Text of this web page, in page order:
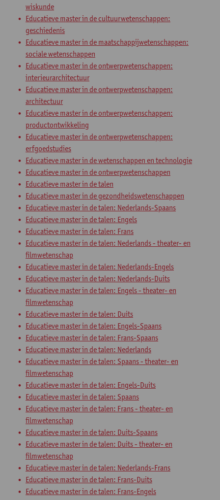
wiskunde
Educatieve master in de cultuurwetenschappen:
geschiedenis
Educatieve master in de maatschappijwetenschappen:
sociale wetenschappen
Educatieve master in de ontwerpwetenschappen:
interieurarchitectuur
Educatieve master in de ontwerpwetenschappen:
architectuur
Educatieve master in de ontwerpwetenschappen:
productontwikkeling
Educatieve master in de ontwerpwetenschappen:
erfgoedstudies
Educatieve master in de wetenschappen en technologie
Educatieve master in de ontwerpwetenschappen
Educatieve master in de talen
Educatieve master in de gezondheidswetenschappen
Educatieve master in de talen: Nederlands-Spaans
Educatieve master in de talen: Engels
Educatieve master in de talen: Frans
Educatieve master in de talen: Nederlands - theater- en
filmwetenschap
Educatieve master in de talen: Nederlands-Engels
Educatieve master in de talen: Nederlands-Duits
Educatieve master in de talen: Engels - theater- en
filmwetenschap
Educatieve master in de talen: Duits
Educatieve master in de talen: Engels-Spaans
Educatieve master in de talen: Frans-Spaans
Educatieve master in de talen: Nederlands
Educatieve master in de talen: Spaans - theater- en
filmwetenschap
Educatieve master in de talen: Engels-Duits
Educatieve master in de talen: Spaans
Educatieve master in de talen: Frans - theater- en
filmwetenschap
Educatieve master in de talen: Duits-Spaans
Educatieve master in de talen: Duits - theater- en
filmwetenschap
Educatieve master in de talen: Nederlands-Frans
Educatieve master in de talen: Frans-Duits
Educatieve master in de talen: Frans-Engels